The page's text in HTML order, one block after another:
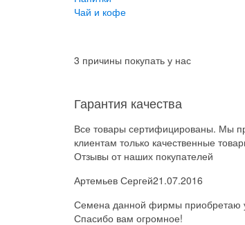
Чай и кофе
3 причины покупать у нас
Гарантия качества
Все товары сертифицированы. Мы
клиентам только качественные
Отзывы от наших покупателей
Артемьев Сергей21.07.2016
Семена данной фирмы приобретаю
Спасибо вам огромное!